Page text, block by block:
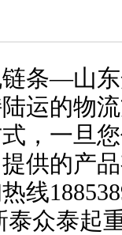
条—山
运的物
，一旦
供的产
线
泰众泰起